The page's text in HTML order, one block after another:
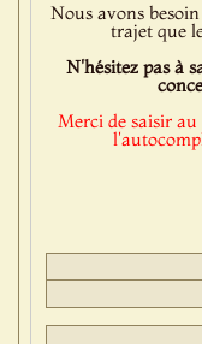
Nous avons
trajet que
N'hésitez pas à
Merci de saisir